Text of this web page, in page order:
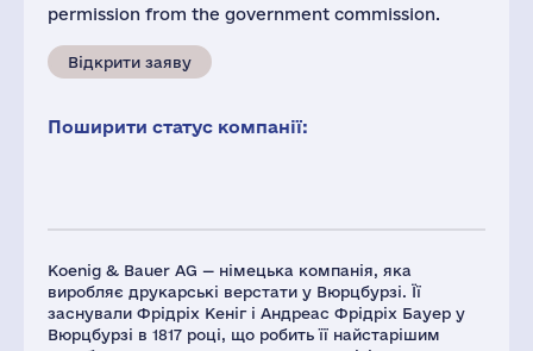
Koenig & Bauer AG — німецька компанія, яка
виробляє друкарські верстати у Вюрцбурзі. Її
заснували Фрідріх Кеніг і Андреас Фрідріх Бауер у
Вюрцбурзі в 1817 році, що робить її найстарішим
permission from the government commission.
Відкрити заяву
Поширити статус компанії: